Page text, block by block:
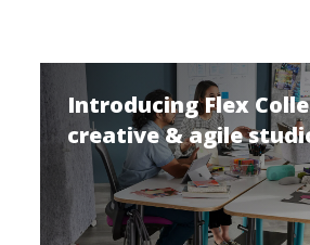
Introducing Flex
creative & agile